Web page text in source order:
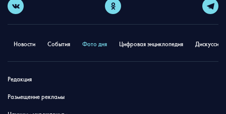
Новости События Фото дня Цифровая энциклопедия
Редакция
Размещение рекламы